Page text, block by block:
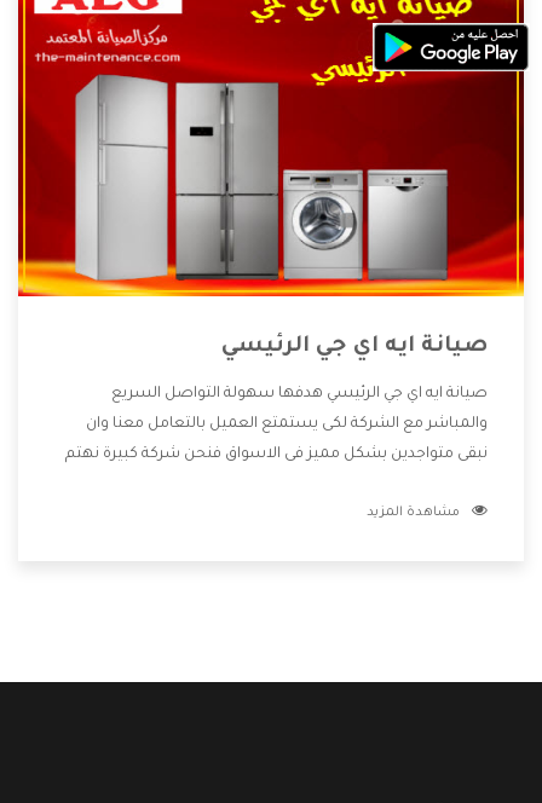
صيانة ايه اي جي الرئيسي
صيانة ايه اي جي الرئيسي هدفها سهولة التواصل السريع
والمباشر مع الشركة لكى يستمتع العميل بالتعامل معنا وان
نبقى متواجدين بشكل مميز فى الاسواق فنحن شركة كبيرة نهتم
الشركة بها والتى تكون منها خدمة الصيانة التى تكون من أهم
مشاهدة المزيد